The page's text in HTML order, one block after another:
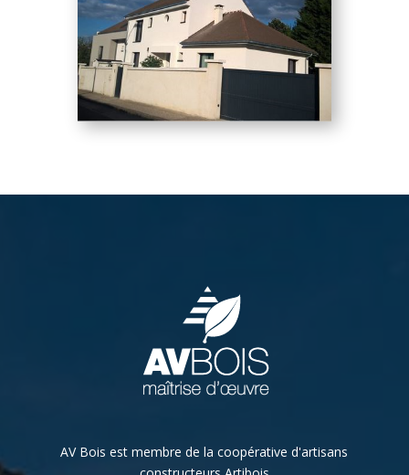
AV Bois est membre de la coopérative d'artisans